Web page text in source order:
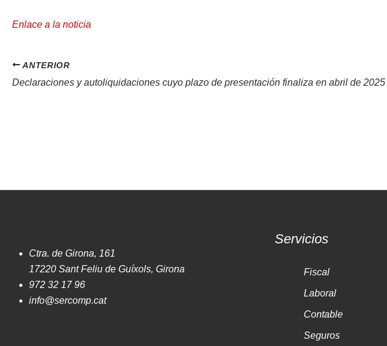
Enlace a la noticia
ANTERIOR
Declaraciones y autoliquidaciones cuyo plazo de presentación finaliza en abril de 2025
Ctra. de Girona, 161
17220 Sant Feliu de Guíxols, Girona
972 32 17 96
info@sercomp.cat
Servicios
Fiscal
Laboral
Contable
Seguros